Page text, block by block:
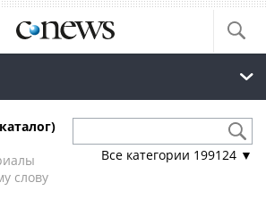
слову
Все категории 199124 ▼